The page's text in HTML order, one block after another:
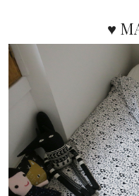
♥